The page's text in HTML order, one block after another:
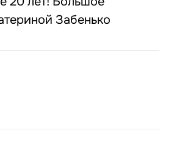
Забенько